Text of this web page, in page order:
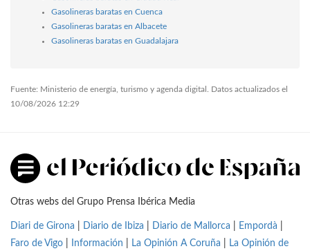
Gasolineras baratas en Cuenca
Gasolineras baratas en Albacete
Gasolineras baratas en Guadalajara
Fuente: Ministerio de energía, turismo y agenda digital. Datos actualizados el
10/08/2026 12:29
Otras webs del Grupo Prensa Ibérica Media
Diari de Girona Diario de Ibiza Diario de Mallorca Empordà
Faro de Vigo
Información La Opinión A Coruña La Opinión de